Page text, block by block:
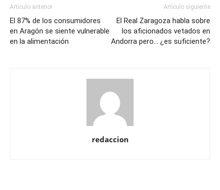
Artículo anterior
El 87% de los consumidores
en Aragón se siente vulnerable
en la alimentación
Artículo siguiente
El Real Zaragoza habla sobre
los aficionados vetados en
Andorra pero… ¿es suficiente?
redaccion